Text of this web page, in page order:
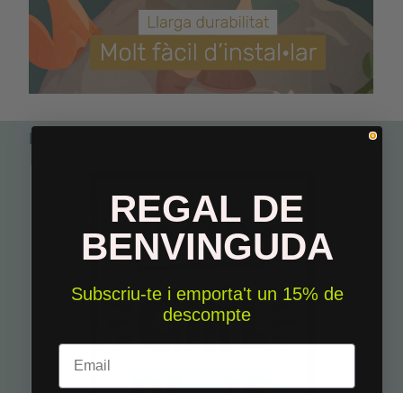
Perfecte per combinar
REGAL DE
BENVINGUDA
Subscriu-te i emporta't un 15% de
descompte
Email